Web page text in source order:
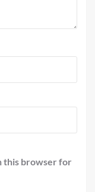
this browser for